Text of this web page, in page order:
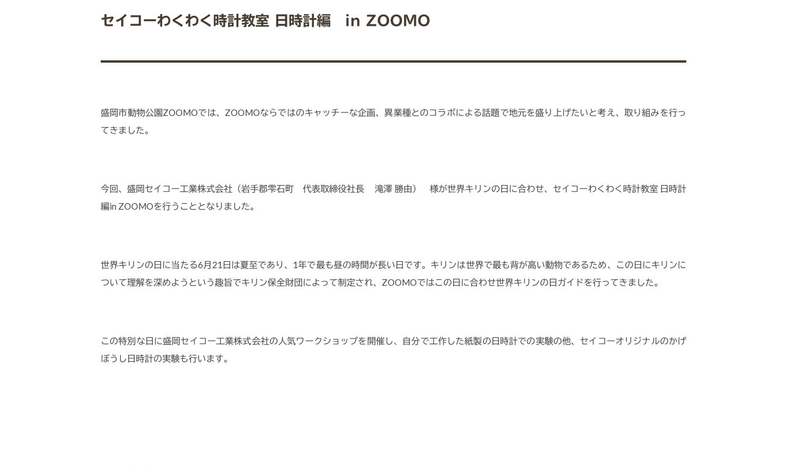
セイコーわくわく時計教室 日時計編 in ZOOMO
盛岡市動物公園ZOOMOでは、ZOOMOならではのキャッチーな企画、異業種とのコラボによる話題で地元を盛り上げたいと考え、取り組みを行っ
てきました。
今回、盛岡セイコー工業株式会社（岩手郡雫石町 代表取締役社長 滝澤 勝由） 様が世界キリンの日に合わせ、セイコーわくわく時計教室 日時計
編in ZOOMOを行うこととなりました。
世界キリンの日に当たる6月21日は夏至であり、1年で最も昼の時間が長い日です。キリンは世界で最も背が高い動物であるため、この日にキリンに
ついて理解を深めようという趣旨でキリン保全財団によって制定され、ZOOMOではこの日に合わせ世界キリンの日ガイドを行ってきました。
この特別な日に盛岡セイコー工業株式会社の人気ワークショップを開催し、自分で工作した紙製の日時計での実験の他、セイコーオリジナルのかげ
ぼうし日時計の実験も行います。